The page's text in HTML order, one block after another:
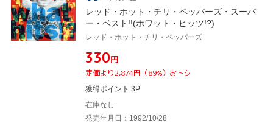
レッド・ホット・チリ・ペッパーズ・スーパ
ー・ベスト!!(ホワット・ヒッツ!?)
レッド・ホット・チリ・ペッパーズ
¥330円
定価より2,874円（89%）おトク
獲得ポイント 3P
在庫なし
発売年月日：1992/10/28